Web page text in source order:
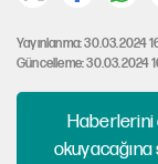
Yayınlanma: 30.03.2024
Güncelleme: 30.03.2024
Haberlerini